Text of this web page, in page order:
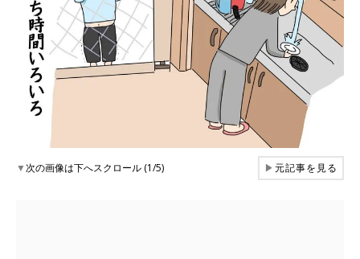
▼次の画像は下へスクロール (1/5) ▶元記事を見る